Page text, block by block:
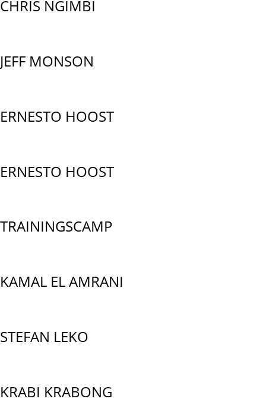
CHRIS NGIMBI
JEFF MONSON
ERNESTO HOOST
ERNESTO HOOST
TRAININGSCAMP
KAMAL EL AMRANI
STEFAN LEKO
KRABI KRABONG